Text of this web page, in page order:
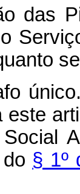
das
este
§ 1º